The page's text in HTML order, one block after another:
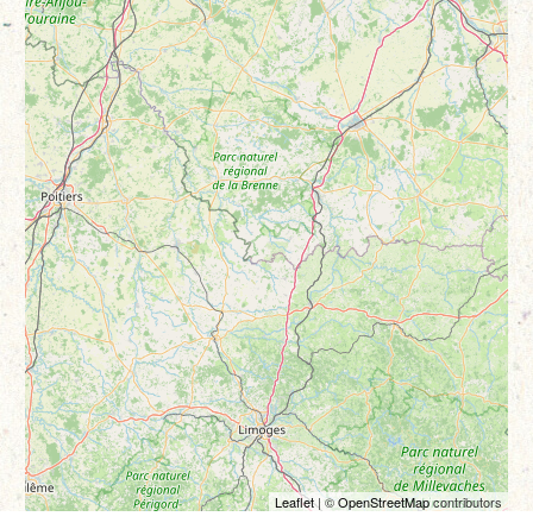
Leaflet| ©OpenStreetMapcontributors